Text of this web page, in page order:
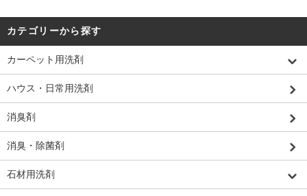
カテゴリーから探す
カーペット用洗剤
ハウス・日常用洗剤
消臭剤
消臭・除菌剤
石材用洗剤